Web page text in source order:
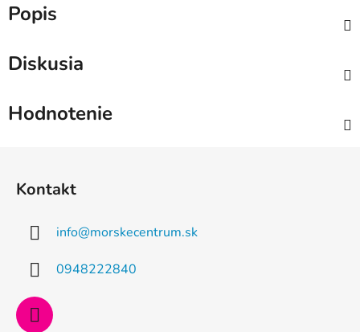
Popis
Diskusia
Hodnotenie
Kontakt
info@morskecentrum.sk
0948222840